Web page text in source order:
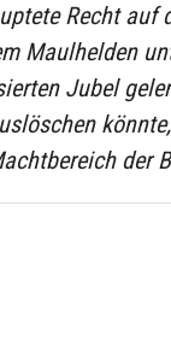
Recht auf
Maulhelden
Jubel
könnte,
der